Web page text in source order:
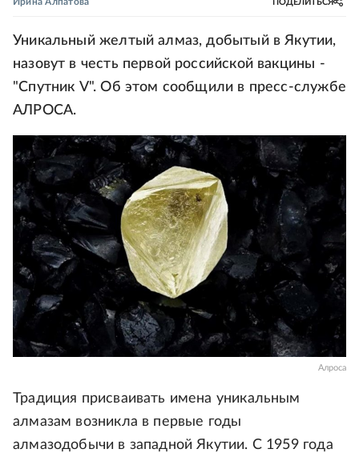
Уникальный желтый алмаз, добытый в Якутии,
назовут в честь первой российской вакцины -
"Спутник V". Об этом сообщили в пресс-службе
АЛРОСА.
Алроса
Традиция присваивать имена уникальным
алмазам возникла в первые годы
алмазодобычи в западной Якутии. С 1959 года